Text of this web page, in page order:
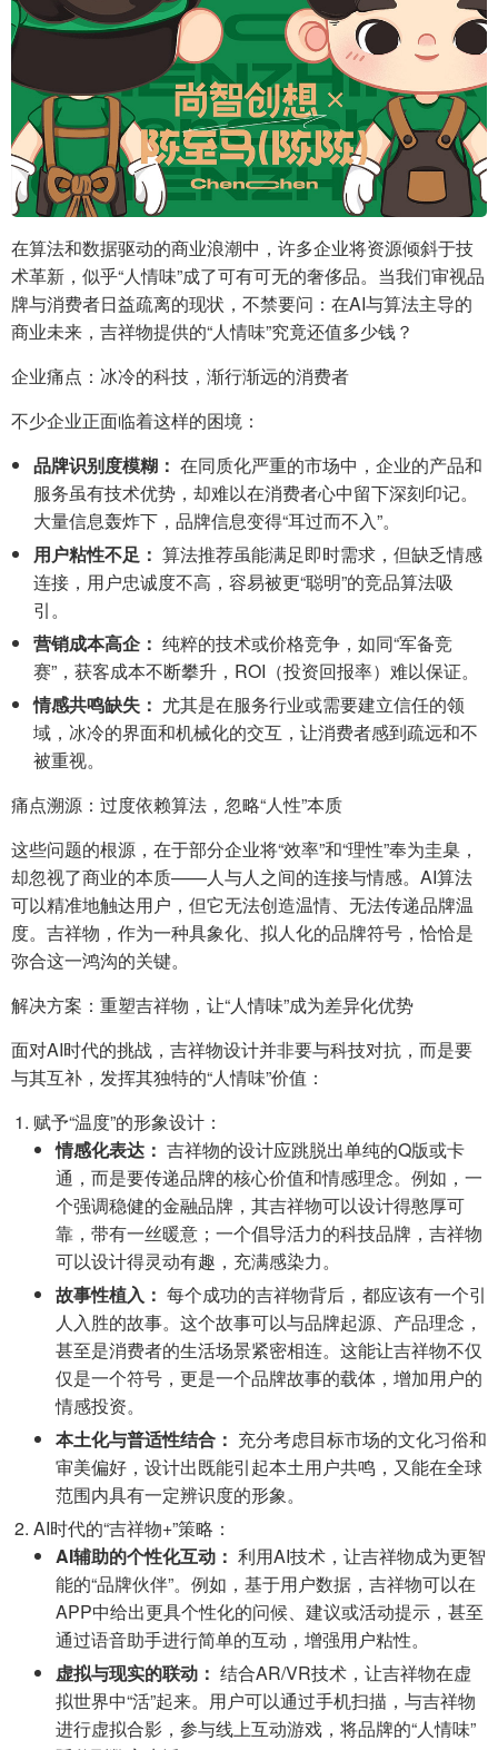
在算法和数据驱动的商业浪潮中，许多企业将资源倾斜于技
术革新，似乎“人情味”成了可有可无的奢侈品。当我们审视品
牌与消费者日益疏离的现状，不禁要问：在AI与算法主导的
商业未来，吉祥物提供的“人情味”究竟还值多少钱？
企业痛点：冰冷的科技，渐行渐远的消费者
不少企业正面临着这样的困境：
品牌识别度模糊： 在同质化严重的市场中，企业的产品和
服务虽有技术优势，却难以在消费者心中留下深刻印记。
大量信息轰炸下，品牌信息变得“耳过而不入”。
用户粘性不足： 算法推荐虽能满足即时需求，但缺乏情感
连接，用户忠诚度不高，容易被更“聪明”的竞品算法吸
引。
营销成本高企： 纯粹的技术或价格竞争，如同“军备竞
赛”，获客成本不断攀升，ROI（投资回报率）难以保证。
情感共鸣缺失： 尤其是在服务行业或需要建立信任的领
域，冰冷的界面和机械化的交互，让消费者感到疏远和不
被重视。
痛点溯源：过度依赖算法，忽略“人性”本质
这些问题的根源，在于部分企业将“效率”和“理性”奉为圭臬，
却忽视了商业的本质——人与人之间的连接与情感。AI算法
可以精准地触达用户，但它无法创造温情、无法传递品牌温
度。吉祥物，作为一种具象化、拟人化的品牌符号，恰恰是
弥合这一鸿沟的关键。
解决方案：重塑吉祥物，让“人情味”成为差异化优势
面对AI时代的挑战，吉祥物设计并非要与科技对抗，而是要
与其互补，发挥其独特的“人情味”价值：
赋予“温度”的形象设计：
情感化表达： 吉祥物的设计应跳脱出单纯的Q版或卡
通，而是要传递品牌的核心价值和情感理念。例如，一
个强调稳健的金融品牌，其吉祥物可以设计得憨厚可
靠，带有一丝暖意；一个倡导活力的科技品牌，吉祥物
可以设计得灵动有趣，充满感染力。
故事性植入： 每个成功的吉祥物背后，都应该有一个引
人入胜的故事。这个故事可以与品牌起源、产品理念，
甚至是消费者的生活场景紧密相连。这能让吉祥物不仅
仅是一个符号，更是一个品牌故事的载体，增加用户的
情感投资。
本土化与普适性结合： 充分考虑目标市场的文化习俗和
审美偏好，设计出既能引起本土用户共鸣，又能在全球
范围内具有一定辨识度的形象。
AI时代的“吉祥物+”策略：
AI辅助的个性化互动： 利用AI技术，让吉祥物成为更智
能的“品牌伙伴”。例如，基于用户数据，吉祥物可以在
APP中给出更具个性化的问候、建议或活动提示，甚至
通过语音助手进行简单的互动，增强用户粘性。
虚拟与现实的联动： 结合AR/VR技术，让吉祥物在虚
拟世界中“活”起来。用户可以通过手机扫描，与吉祥物
进行虚拟合影，参与线上互动游戏，将品牌的“人情味”